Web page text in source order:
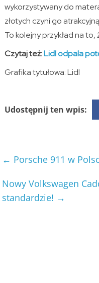
wykorzystywany do
złotych czyni go
To kolejny przykład na
Czytaj też:Lidl odpala
Grafika tytułowa: Lidl
Udostępnij ten wpis:
← Porsche 911 w
Nowy Volkswagen
standardzie! →